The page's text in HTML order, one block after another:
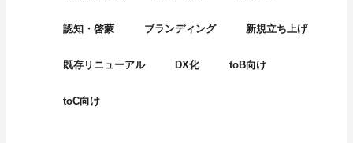
認知・啓蒙 ブランディング 新規立ち上げ
既存リニューアル DX化 toB向け
toC向け